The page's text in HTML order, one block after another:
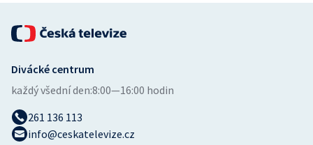
Divácké centrum
každý všední den:8:00—16:00 hodin
261 136 113
info@ceskatelevize.cz